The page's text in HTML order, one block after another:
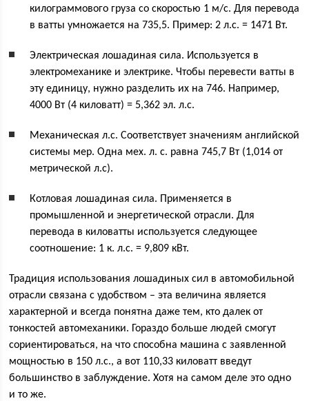
килограммового груза со скоростью 1 м/с. Для перевода
в ватты умножается на 735,5. Пример: 2 л.с. = 1471 Вт.
Электрическая лошадиная сила. Используется в
электромеханике и электрике. Чтобы перевести ватты в
эту единицу, нужно разделить их на 746. Например,
4000 Вт (4 киловатт) = 5,362 эл. л.с.
Механическая л.с. Соответствует значениям английской
системы мер. Одна мех. л. с. равна 745,7 Вт (1,014 от
метрической л.с).
Котловая лошадиная сила. Применяется в
промышленной и энергетической отрасли. Для
перевода в киловатты используется следующее
соотношение: 1 к. л.с. = 9,809 кВт.
Традиция использования лошадиных сил в автомобильной
отрасли связана с удобством – эта величина является
характерной и всегда понятна даже тем, кто далек от
тонкостей автомеханики. Гораздо больше людей смогут
сориентироваться, на что способна машина с заявленной
мощностью в 150 л.с., а вот 110,33 киловатт введут
большинство в заблуждение. Хотя на самом деле это одно
и то же.